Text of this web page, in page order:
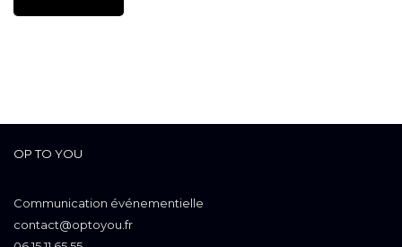
OP TO YOU
Communication événementielle
contact@optoyou.fr